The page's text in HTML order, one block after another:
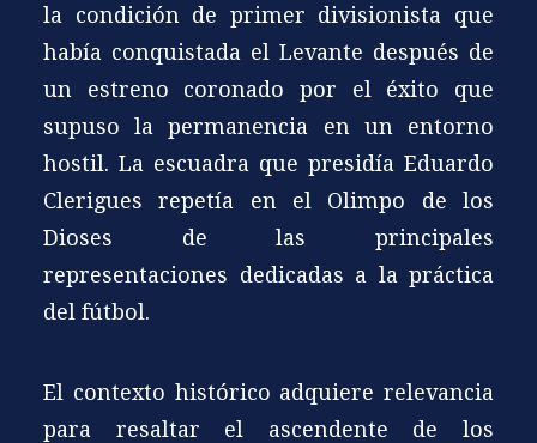
la condición de primer divisionista que
había conquistada el Levante después de
un estreno coronado por el éxito que
supuso la permanencia en un entorno
hostil. La escuadra que presidía Eduardo
Clerigues repetía en el Olimpo de los
Dioses de las principales
representaciones dedicadas a la práctica
del fútbol.
El contexto histórico adquiere relevancia
para resaltar el ascendente de los